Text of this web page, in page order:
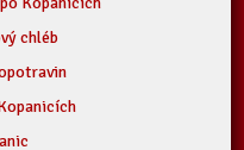
chléb